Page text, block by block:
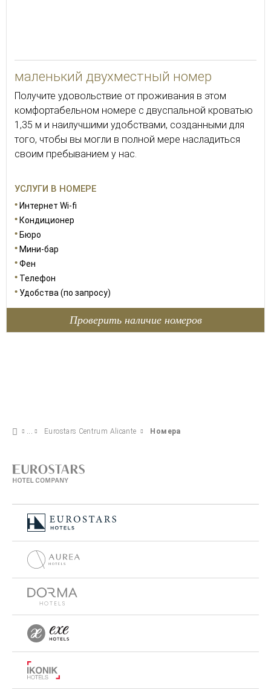
маленький двухместный номер
Получите удовольствие от проживания в этом
комфортабельном номере с двуспальной кроватью
1,35 м и наилучшими удобствами, созданными для
того, чтобы вы могли в полной мере насладиться
своим пребыванием у нас.
УСЛУГИ В НОМЕРЕ
Интернет Wi-fi
Кондиционер
Бюро
Мини-бар
Фен
Телефон
Удобства (по запросу)
Проверить наличие номеров
Eurostars Centrum Alicante Номера